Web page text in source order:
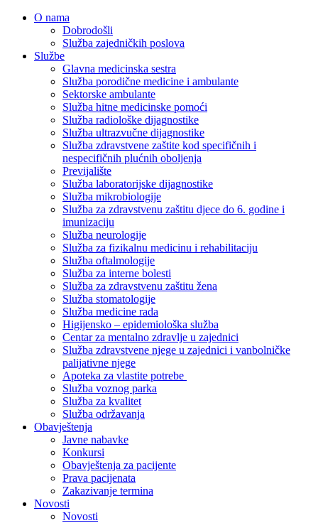
O nama
Dobrodošli
Služba zajedničkih poslova
Službe
Glavna medicinska sestra
Služba porodične medicine i ambulante
Sektorske ambulante
Služba hitne medicinske pomoći
Služba radiološke dijagnostike
Služba ultrazvučne dijagnostike
Služba zdravstvene zaštite kod specifičnih i
nespecifičnih plućnih oboljenja
Previjalište
Služba laboratorijske dijagnostike
Služba mikrobiologije
Služba za zdravstvenu zaštitu djece do 6. godine i
imunizaciju
Služba neurologije
Služba za fizikalnu medicinu i rehabilitaciju
Služba oftalmologije
Služba za interne bolesti
Služba za zdravstvenu zaštitu žena
Služba stomatologije
Služba medicine rada
Higijensko – epidemiološka služba
Centar za mentalno zdravlje u zajednici
Služba zdravstvene njege u zajednici i vanbolničke
palijativne njege
Apoteka za vlastite potrebe
Služba voznog parka
Služba za kvalitet
Služba održavanja
Obavještenja
Javne nabavke
Konkursi
Obavještenja za pacijente
Prava pacijenata
Zakazivanje termina
Novosti
Novosti